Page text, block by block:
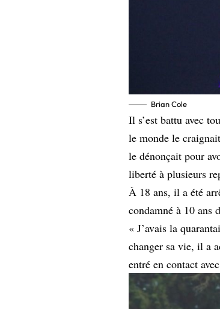
Brian Cole
Il s’est battu avec
le monde le
le dénonçait pour
liberté à plusieurs
À 18 ans, il a été
condamné à 10 ans
« J’avais la
changer sa vie, il a
entré en contact